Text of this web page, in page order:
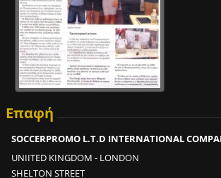
κ
έ
ς
π
ά
σ
ς
ε
2
Επαφή
SOCCERPROMO L.T.D INTERNATIONAL
UNIITED KINGDOM - LONDON
SHELTON STREET